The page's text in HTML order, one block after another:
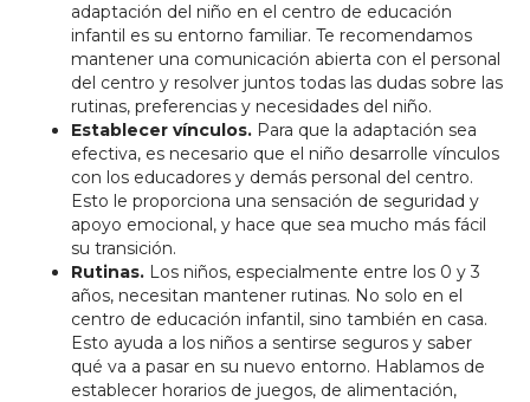
adaptación del niño en el centro de educación
infantil es su entorno familiar. Te recomendamos
mantener una comunicación abierta con el personal
del centro y resolver juntos todas las dudas sobre las
rutinas, preferencias y necesidades del niño.
Establecer vínculos. Para que la adaptación sea
efectiva, es necesario que el niño desarrolle vínculos
con los educadores y demás personal del centro.
Esto le proporciona una sensación de seguridad y
apoyo emocional, y hace que sea mucho más fácil
su transición.
Rutinas. Los niños, especialmente entre los 0 y 3
años, necesitan mantener rutinas. No solo en el
centro de educación infantil, sino también en casa.
Esto ayuda a los niños a sentirse seguros y saber
qué va a pasar en su nuevo entorno. Hablamos de
establecer horarios de juegos, de alimentación,